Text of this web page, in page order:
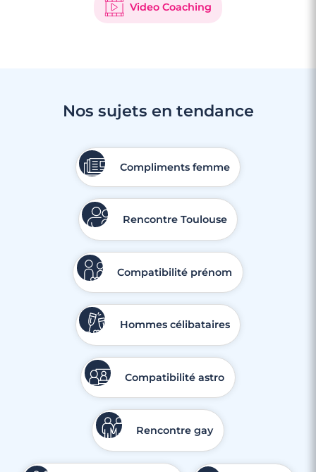
Video Coaching
Nos sujets en tendance
Compliments femme
Rencontre Toulouse
Compatibilité prénom
Hommes célibataires
Compatibilité astro
Rencontre gay